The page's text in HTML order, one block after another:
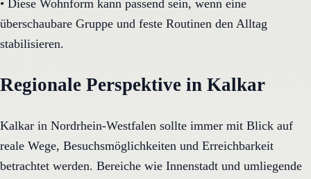
• Diese Wohnform kann passend sein, wenn eine
überschaubare Gruppe und feste Routinen den Alltag
stabilisieren.
Regionale Perspektive in Kalkar
Kalkar in Nordrhein-Westfalen sollte immer mit Blick auf
reale Wege, Besuchsmöglichkeiten und Erreichbarkeit
betrachtet werden. Bereiche wie Innenstadt und umliegende